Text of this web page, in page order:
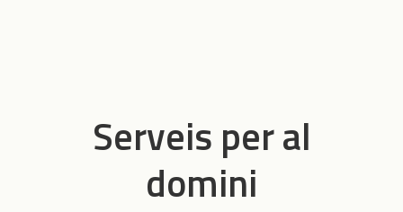
Serveis per al
domini